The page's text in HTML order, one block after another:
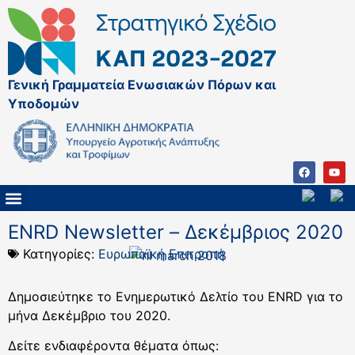
Γενική Γραμματεία Ενωσιακών Πόρων και
Υποδομών
ENRD Newsletter – Δεκέμβριος 2020
Κατηγορίες: Ευρωπαϊκή Επιτροπή
Δημοσιεύτηκε το Ενημερωτικό Δελτίο του ENRD για το
μήνα Δεκέμβριο του 2020.
Δείτε ενδιαφέροντα θέματα όπως: